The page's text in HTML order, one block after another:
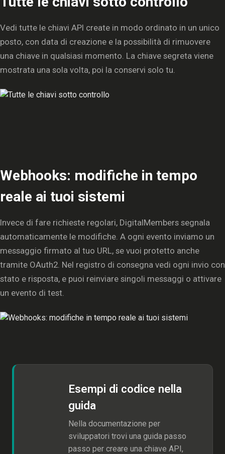
Vedi tutte le chiavi API create in modo ordinato in un unico
posto, con data di creazione e la possibilità di rimuovere
una chiave in qualsiasi momento. La chiave segreta viene
mostrata una sola volta, poi la conservi solo tu.
Webhooks: modifiche in tempo
reale ai tuoi sistemi
Invece di fare richieste regolari, DigitalMembers segnala
automaticamente le modifiche. A ogni evento inviamo un
messaggio firmato al tuo URL, se vuoi protetto anche
tramite OAuth2. Nel registro di consegna vedi ogni invio con
stato e risposta, e puoi reinviare singoli messaggi o attivare
un evento di test.
Esempi di codice nella
guida
Nella documentazione per
sviluppatori trovi una guida passo
passo per creare una chiave API,